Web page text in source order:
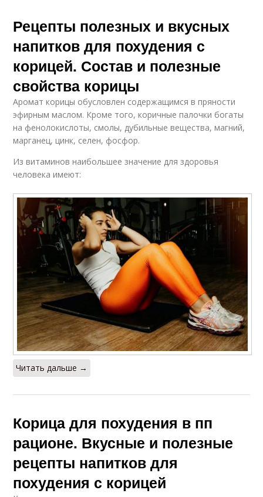
Рецепты полезных и вкусных
напитков для похудения с
корицей. Состав и полезные
свойства корицы
Аромат корицы обусловлен содержащимся в пряности
эфирным маслом. Кроме того, коричные палочки богаты
на фенолокислоты, смолы, дубильные вещества, магний,
марганец, цинк, селен, фосфор.
Из витаминов наибольшее значение для здоровья
человека имеют:
Читать дальше →
Корица для похудения в пп
рационе. Вкусные и полезные
рецепты напитков для
похудения с корицей